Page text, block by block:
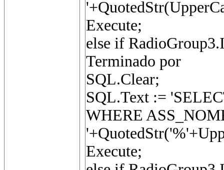
Execute;
else if
Terminado por
SQL.Clear;
SQL.Text :=
WHERE
Execute;